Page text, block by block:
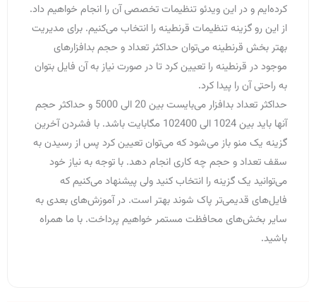
کرده‌ایم و در این ویدئو تنظیمات تخصصی آن را انجام خواهیم داد.
از این رو گزینه تنظیمات قرنطینه را انتخاب می‌کنیم. برای مدیریت
بهتر بخش قرنطینه می‌توان حداکثر تعداد و حجم بدافزارهای
موجود در قرنطینه را تعیین کرد تا در صورت نیاز به آن فایل بتوان
به راحتی آن را پیدا کرد.
حداکثر تعداد بدافزار می‌بایست بین 20 الی 5000 و حداکثر حجم
آنها باید بین 1024 الی 102400 مگابایت باشد. با فشردن آخرین
گزینه‌ یک منو باز می‌شود که می‌توان تعیین کرد پس از رسیدن به
سقف تعداد و حجم چه کاری انجام دهد. با توجه به نیاز خود
می‌توانید یک گزینه را انتخاب کنید ولی پیشنهاد می‌کنیم که
فایل‌های قدیمی‌تر پاک شوند بهتر است. در آموزش‌های بعدی به
سایر بخش‌های محافظت مستمر خواهیم پرداخت. با ما همراه
باشید.